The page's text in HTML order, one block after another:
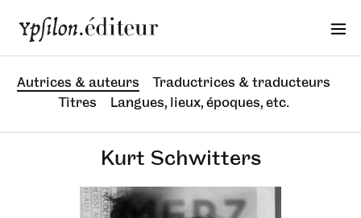
Autrices & auteurs
Traductrices & traducteurs
Titres
Langues, lieux, époques, etc.
Kurt Schwitters